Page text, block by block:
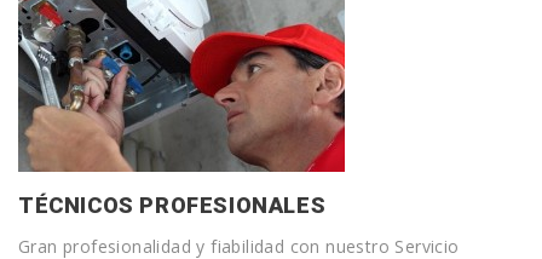
TÉCNICOS PROFESIONALES
Gran profesionalidad y fiabilidad con nuestro Servicio